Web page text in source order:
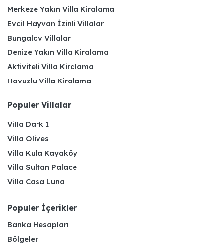
Merkeze Yakın Villa Kiralama
Evcil Hayvan İzinli Villalar
Bungalov Villalar
Denize Yakın Villa Kiralama
Aktiviteli Villa Kiralama
Havuzlu Villa Kiralama
Populer Villalar
Villa Dark 1
Villa Olives
Villa Kula Kayaköy
Villa Sultan Palace
Villa Casa Luna
Populer İçerikler
Banka Hesapları
Bölgeler